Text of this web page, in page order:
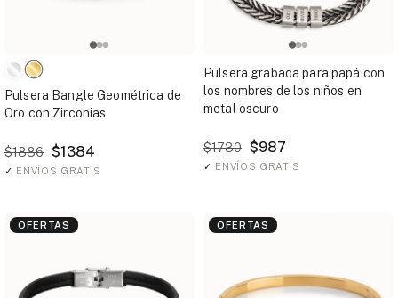
Pulsera Bangle Geométrica de
Oro con Zirconias
$1886 $1384
✓ ENVÍOS GRATIS
Pulsera grabada para papá con
los nombres de los niños en
metal oscuro
$1730 $987
✓ ENVÍOS GRATIS
OFERTAS OFERTAS